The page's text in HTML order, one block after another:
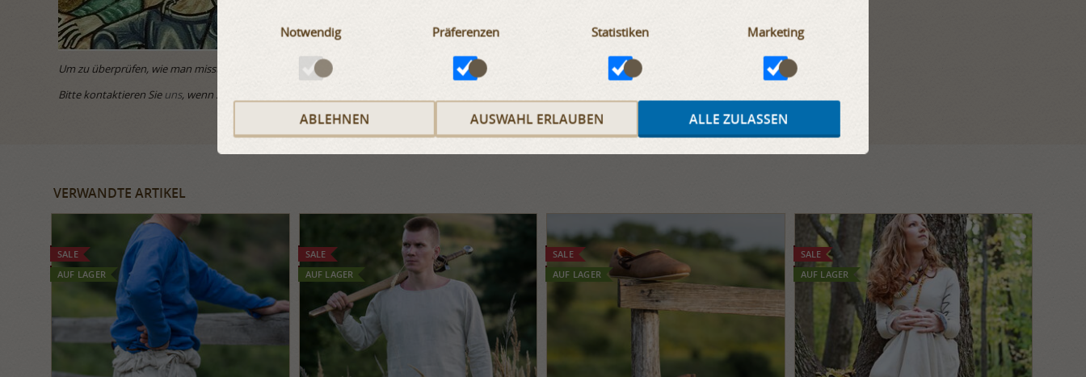
Um zu überprüfen, wie man misst klicken Sie bitte hier
Bitte kontaktieren Sieuns, wenn Sie weitere Fragen haben.
VERWANDTE ARTIKEL
SALE
AUF LAGER
SALE
AUF LAGER
SALE
AUF LAGER
SALE
AUF LAGER
Notwendig Präferenzen Statistiken Marketing
ABLEHNEN AUSWAHL ERLAUBEN ALLE ZULASSEN